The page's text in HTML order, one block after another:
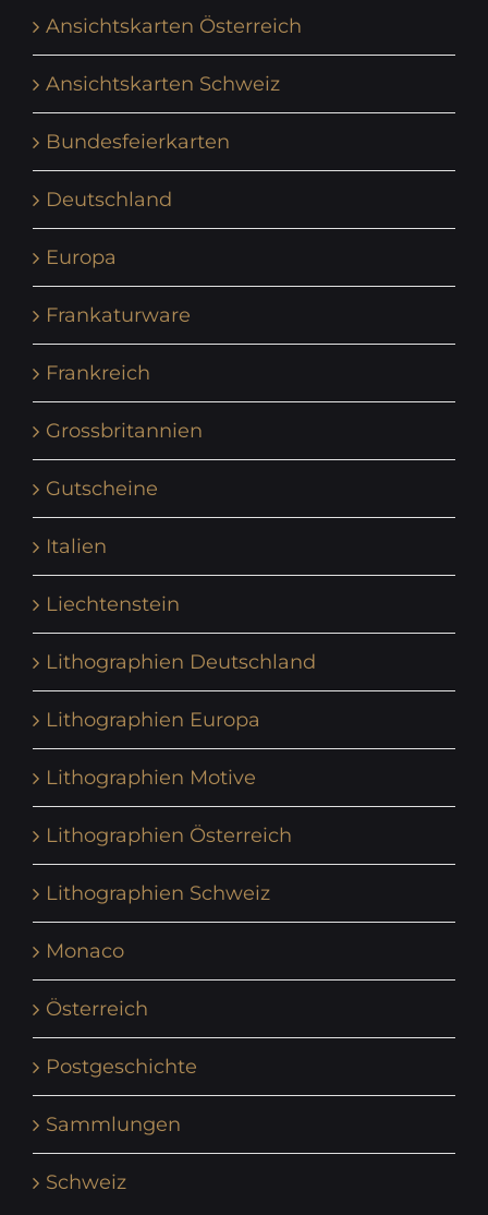
Ansichtskarten Österreich
Ansichtskarten Schweiz
Bundesfeierkarten
Deutschland
Europa
Frankaturware
Frankreich
Grossbritannien
Gutscheine
Italien
Liechtenstein
Lithographien Deutschland
Lithographien Europa
Lithographien Motive
Lithographien Österreich
Lithographien Schweiz
Monaco
Österreich
Postgeschichte
Sammlungen
Schweiz